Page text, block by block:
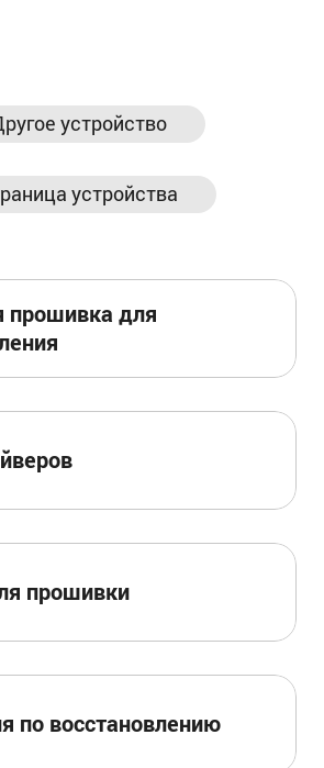
устройство
устройства
прошивка для
прошивки
по восстановлению